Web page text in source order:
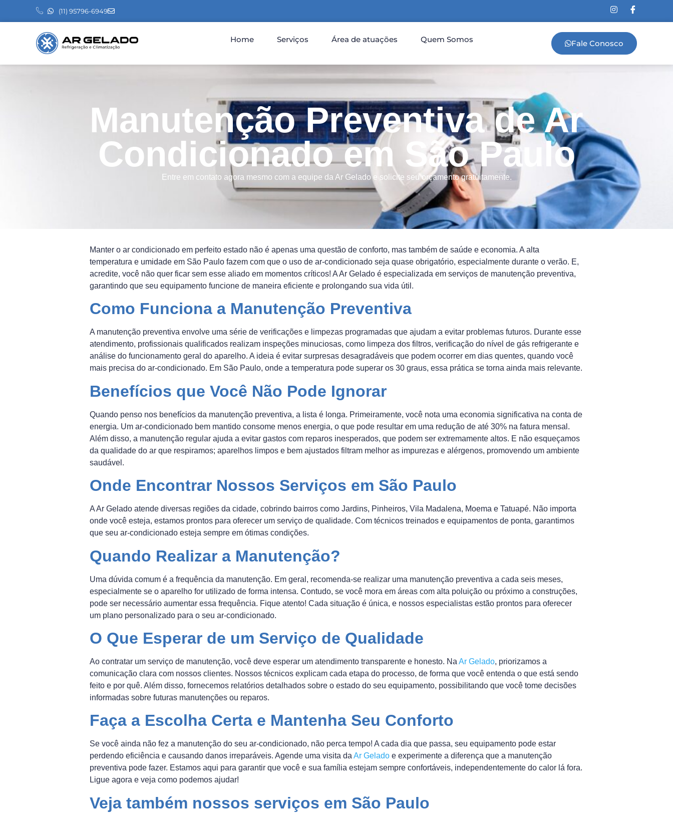
(11) 95796-6949
Home Serviços Área de atuações Quem Somos Fale Conosco
Manutenção Preventiva de Ar
Condicionado em São Paulo
Entre em contato agora mesmo com a equipe da Ar Gelado e solicite seu orçamento gratuitamente.
Manter o ar condicionado em perfeito estado não é apenas uma questão de conforto, mas também de saúde e economia. A alta
temperatura e umidade em São Paulo fazem com que o uso de ar-condicionado seja quase obrigatório, especialmente durante o verão. E,
acredite, você não quer ficar sem esse aliado em momentos críticos! A Ar Gelado é especializada em serviços de manutenção preventiva,
garantindo que seu equipamento funcione de maneira eficiente e prolongando sua vida útil.
Como Funciona a Manutenção Preventiva
A manutenção preventiva envolve uma série de verificações e limpezas programadas que ajudam a evitar problemas futuros. Durante esse
atendimento, profissionais qualificados realizam inspeções minuciosas, como limpeza dos filtros, verificação do nível de gás refrigerante e
análise do funcionamento geral do aparelho. A ideia é evitar surpresas desagradáveis que podem ocorrer em dias quentes, quando você
mais precisa do ar-condicionado. Em São Paulo, onde a temperatura pode superar os 30 graus, essa prática se torna ainda mais relevante.
Benefícios que Você Não Pode Ignorar
Quando penso nos benefícios da manutenção preventiva, a lista é longa. Primeiramente, você nota uma economia significativa na conta de
energia. Um ar-condicionado bem mantido consome menos energia, o que pode resultar em uma redução de até 30% na fatura mensal.
Além disso, a manutenção regular ajuda a evitar gastos com reparos inesperados, que podem ser extremamente altos. E não esqueçamos
da qualidade do ar que respiramos; aparelhos limpos e bem ajustados filtram melhor as impurezas e alérgenos, promovendo um ambiente
saudável.
Onde Encontrar Nossos Serviços em São Paulo
A Ar Gelado atende diversas regiões da cidade, cobrindo bairros como Jardins, Pinheiros, Vila Madalena, Moema e Tatuapé. Não importa
onde você esteja, estamos prontos para oferecer um serviço de qualidade. Com técnicos treinados e equipamentos de ponta, garantimos
que seu ar-condicionado esteja sempre em ótimas condições.
Quando Realizar a Manutenção?
Uma dúvida comum é a frequência da manutenção. Em geral, recomenda-se realizar uma manutenção preventiva a cada seis meses,
especialmente se o aparelho for utilizado de forma intensa. Contudo, se você mora em áreas com alta poluição ou próximo a construções,
pode ser necessário aumentar essa frequência. Fique atento! Cada situação é única, e nossos especialistas estão prontos para oferecer
um plano personalizado para o seu ar-condicionado.
O Que Esperar de um Serviço de Qualidade
Ao contratar um serviço de manutenção, você deve esperar um atendimento transparente e honesto. Na Ar Gelado, priorizamos a
comunicação clara com nossos clientes. Nossos técnicos explicam cada etapa do processo, de forma que você entenda o que está sendo
feito e por quê. Além disso, fornecemos relatórios detalhados sobre o estado do seu equipamento, possibilitando que você tome decisões
informadas sobre futuras manutenções ou reparos.
Faça a Escolha Certa e Mantenha Seu Conforto
Se você ainda não fez a manutenção do seu ar-condicionado, não perca tempo! A cada dia que passa, seu equipamento pode estar
perdendo eficiência e causando danos irreparáveis. Agende uma visita da Ar Gelado e experimente a diferença que a manutenção
preventiva pode fazer. Estamos aqui para garantir que você e sua família estejam sempre confortáveis, independentemente do calor lá fora.
Ligue agora e veja como podemos ajudar!
Veja também nossos serviços em São Paulo